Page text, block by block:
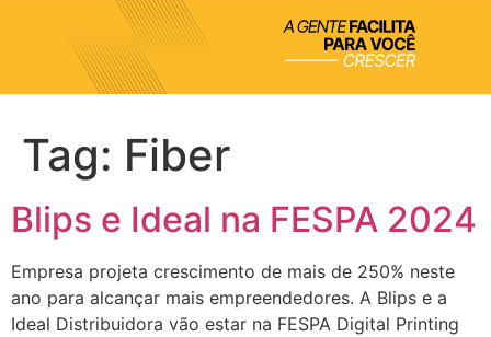
Tag: Fiber
Blips e Ideal na FESPA 2024
Empresa projeta crescimento de mais de 250% neste
ano para alcançar mais empreendedores. A Blips e a
Ideal Distribuidora vão estar na FESPA Digital Printing